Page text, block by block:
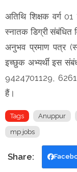
अतिथि शिक्षक वर्ग
स्नातक डिग्री संबंधित
अनुभव प्रमाण पत्र
इच्छुक अभ्यर्थी इस
9424701129,
हैं।
Tags Anuppur
mp jobs